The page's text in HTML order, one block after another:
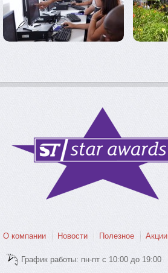
О компании Новости Полезное Акции
График работы: пн-пт с 10:00 до 19:00